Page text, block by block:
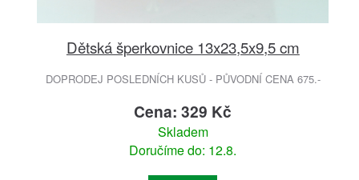
Dětská šperkovnice 13x23,5x9,5 cm
DOPRODEJ POSLEDNÍCH KUSŮ - PŮVODNÍ CENA 675.-
Cena: 329 Kč
Skladem
Doručíme do: 12.8.